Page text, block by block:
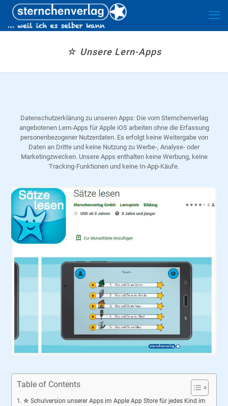
☆ Unsere Lern-Apps
Datenschutzerklärung zu unseren Apps: Die vom Sternchenverlag
angebotenen Lern-Apps für Apple iOS arbeiten ohne die Erfassung
personenbezogener Nutzerdaten. Es erfolgt keine Weitergabe von
Daten an Dritte und keine Nutzung zu Werbe-, Analyse- oder
Marketingzwecken. Unsere Apps enthalten keine Werbung, keine
Tracking-Funktionen und keine In-App-Käufe.
Table of Contents
☆ Schulversion unserer Apps im Apple App Store für jedes Kind im